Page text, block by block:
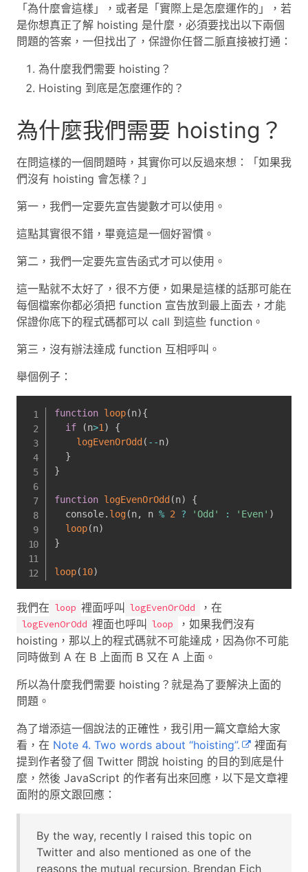
「為什麼會這樣」，或者是「實際上是怎麼運作的」，若
是你想真正了解 hoisting 是什麼，必須要找出以下兩個
問題的答案，一但找出了，保證你任督二脈直接被打通：
為什麼我們需要 hoisting？
Hoisting 到底是怎麼運作的？
為什麼我們需要 hoisting？
在問這樣的一個問題時，其實你可以反過來想：「如果我
們沒有 hoisting 會怎樣？」
第一，我們一定要先宣告變數才可以使用。
這點其實很不錯，畢竟這是一個好習慣。
第二，我們一定要先宣告函式才可以使用。
這一點就不太好了，很不方便，如果是這樣的話那可能在
每個檔案你都必須把 function 宣告放到最上面去，才能
保證你底下的程式碼都可以 call 到這些 function。
第三，沒有辦法達成 function 互相呼叫。
舉個例子：
function loop(n){
if
(n>1 )
{
logEvenOrOdd ( --n)
}
}
function logEvenOrOdd (n)
{
  console
. log(n, n % 2 ? 'Odd' : 'Even' )
loop(n)
}
loop(10)
我們在 loop 裡面呼叫 logEvenOrOdd ，在
logEvenOrOdd 裡面也呼叫 loop
，如果我們沒有
hoisting，那以上的程式碼就不可能達成，因為你不可能
同時做到 A 在 B 上面而 B 又在 A 上面。
所以為什麼我們需要 hoisting？就是為了要解決上面的
問題。
為了增添這一個說法的正確性，我引用一篇文章給大家
看，在 Note 4. Two words about “hoisting”.
裡面有
提到作者發了個 Twitter 問說 hoisting 的目的到底是什
麼，然後 JavaScript 的作者有出來回應，以下是文章裡
面附的原文跟回應：
By the way, recently I raised this topic on
Twitter and also mentioned as one of the
reasons the mutual recursion. Brendan Eich